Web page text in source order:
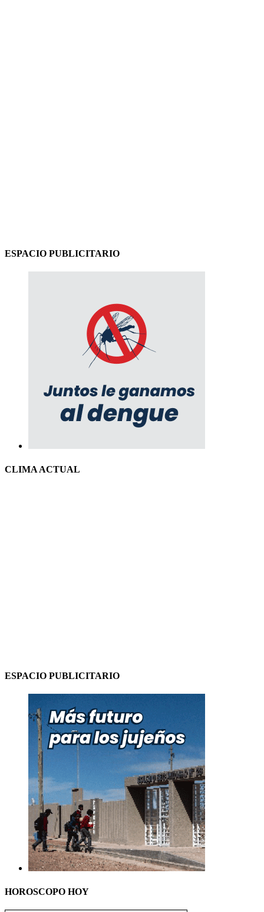
ESPACIO PUBLICITARIO
CLIMA ACTUAL
ESPACIO PUBLICITARIO
HOROSCOPO HOY